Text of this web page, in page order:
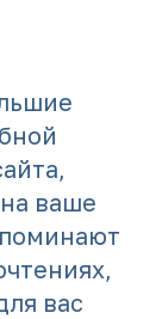
ваше
вас